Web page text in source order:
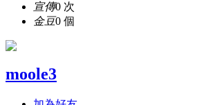
宣傳0 次
金豆0 個
moole3